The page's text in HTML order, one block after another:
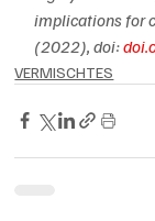
implications for
(2022), doi:
VERMISCHTES